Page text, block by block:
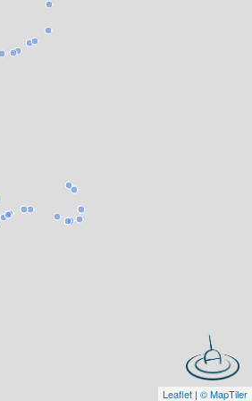
Leaflet | © MapTiler